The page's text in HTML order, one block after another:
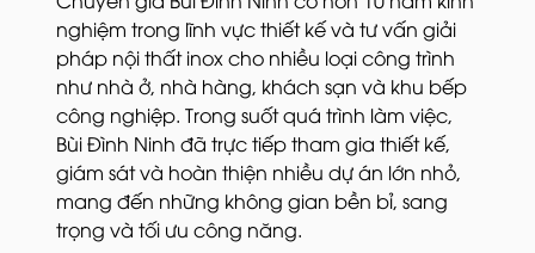
nghiệm trong lĩnh vực thiết kế và tư vấn giải
pháp nội thất inox cho nhiều loại công trình
như nhà ở, nhà hàng, khách sạn và khu bếp
công nghiệp. Trong suốt quá trình làm việc,
Bùi Đình Ninh đã trực tiếp tham gia thiết kế,
giám sát và hoàn thiện nhiều dự án lớn nhỏ,
mang đến những không gian bền bỉ, sang
trọng và tối ưu công năng.